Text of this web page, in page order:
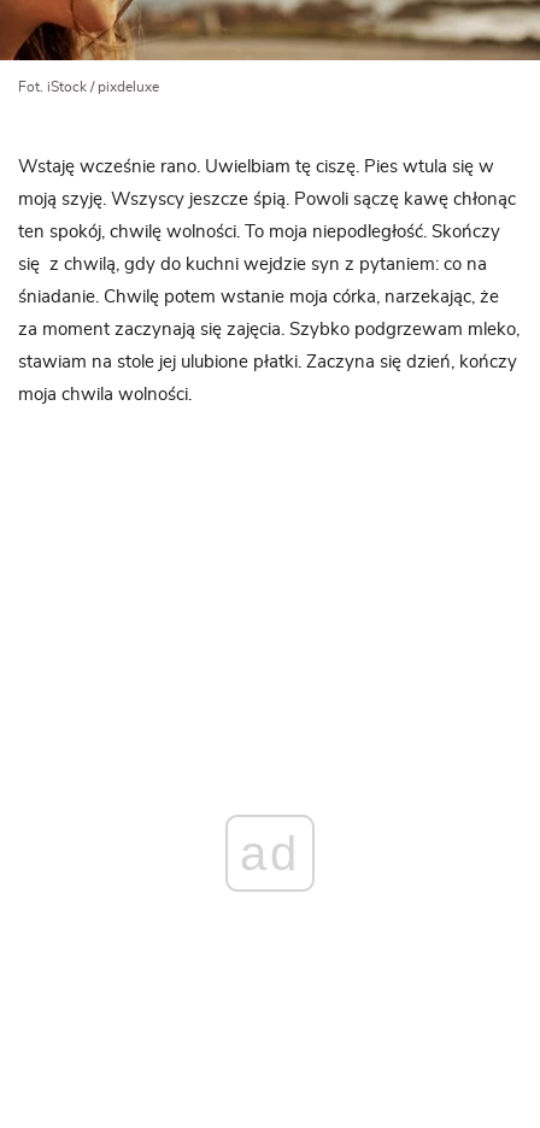
Fot. iStock / pixdeluxe
Wstaję wcześnie rano. Uwielbiam tę ciszę. Pies wtula się w
moją szyję. Wszyscy jeszcze śpią. Powoli sączę kawę chłonąc
ten spokój, chwilę wolności. To moja niepodległość. Skończy
się z chwilą, gdy do kuchni wejdzie syn z pytaniem: co na
śniadanie. Chwilę potem wstanie moja córka, narzekając, że
za moment zaczynają się zajęcia. Szybko podgrzewam mleko,
stawiam na stole jej ulubione płatki. Zaczyna się dzień, kończy
moja chwila wolności.
ad